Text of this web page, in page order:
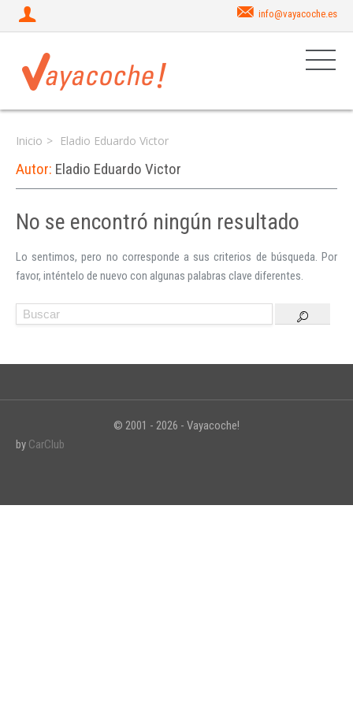
Iniciar sesión
INICIAR SESIÓN
info@vayacoche.es
Inicio Eladio Eduardo Victor
Autor: Eladio Eduardo Victor
No se encontró ningún resultado
Lo sentimos, pero no corresponde a sus criterios de búsqueda. Por
favor, inténtelo de nuevo con algunas palabras clave diferentes.
© 2001 - 2026 - Vayacoche!
by CarClub